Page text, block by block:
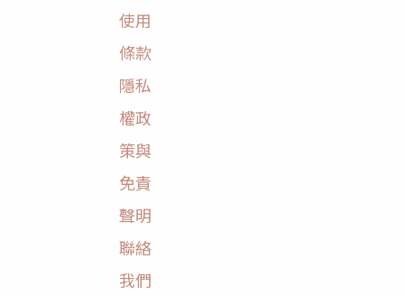
使用
條款
隱私
權政
策與
免責
聲明
聯絡
我們